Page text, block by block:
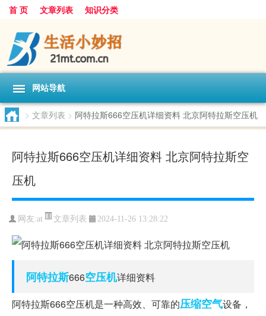
首 页 文章列表 知识分类
网站导航
> 文章列表 > 阿特拉斯666空压机详细资料 北京阿特拉斯空压机
阿特拉斯666空压机详细资料 北京阿特拉斯空
压机
网友:at 文章列表 2024-11-26 13:28:22
阿特拉斯666空压机详细资料
阿特拉斯666空压机是一种高效、可靠的压缩空气设备，